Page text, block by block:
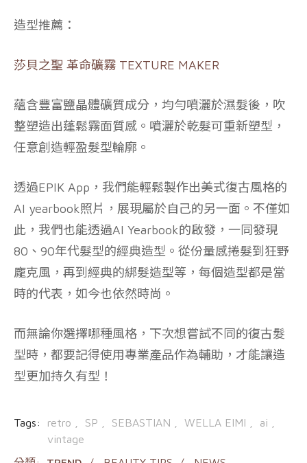
造型推薦：
莎貝之聖 革命礦霧 TEXTURE MAKER
蘊含豐富鹽晶體礦質成分，均勻噴灑於濕髮後，吹
整塑造出蓬鬆霧面質感。噴灑於乾髮可重新塑型，
任意創造輕盈髮型輪廓。
透過EPIK App，我們能輕鬆製作出美式復古風格的
AI yearbook照片，展現屬於自己的另一面。不僅如
此，我們也能透過AI Yearbook的啟發，一同發現
80、90年代髮型的經典造型。從份量感捲髮到狂野
龐克風，再到經典的綁髮造型等，每個造型都是當
時的代表，如今也依然時尚。
而無論你選擇哪種風格，下次想嘗試不同的復古髮
型時，都要記得使用專業產品作為輔助，才能讓造
型更加持久有型！
Tags: retro SP SEBASTIAN WELLA EIMI
ai
vintage